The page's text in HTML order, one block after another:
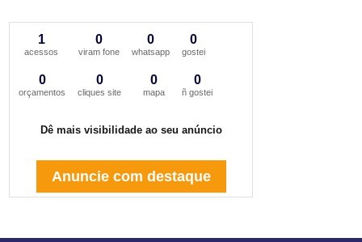
1
acessos
0
viram fone
0
whatsapp
0
gostei
0
orçamentos
0
cliques site
0
mapa
0
ñ gostei
Dê mais visibilidade ao seu anúncio
Anuncie com destaque